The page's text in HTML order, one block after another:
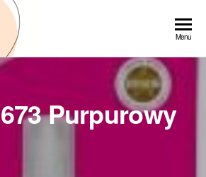
Menu
Purpurowy